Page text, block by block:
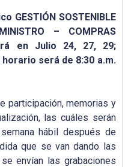
GESTIÓN SOSTENIBLE
– COMPRAS
en Julio 24, 27, 29;
horario será de 8:30 a.m.
participación, memorias y
las cuáles serán
hábil después de
que se van dando las
envían las grabaciones